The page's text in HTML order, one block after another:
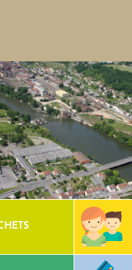
CONNAÎTRE SERVICES
SITES